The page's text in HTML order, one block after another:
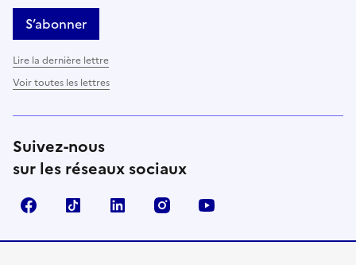
S’abonner
Lire la dernière lettre
Voir toutes les lettres
Suivez-nous
sur les réseaux sociaux
FacebookTikTok LinkedIn Instagram